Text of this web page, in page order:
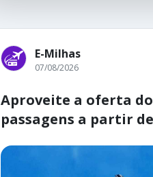
E-Milhas
07/08/2026
Aproveite a oferta
passagens a partir